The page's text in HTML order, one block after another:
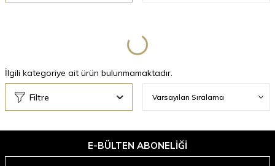
İlgili kategoriye ait ürün bulunmamaktadır.
Filtre
E-BÜLTEN ABONELIĞI